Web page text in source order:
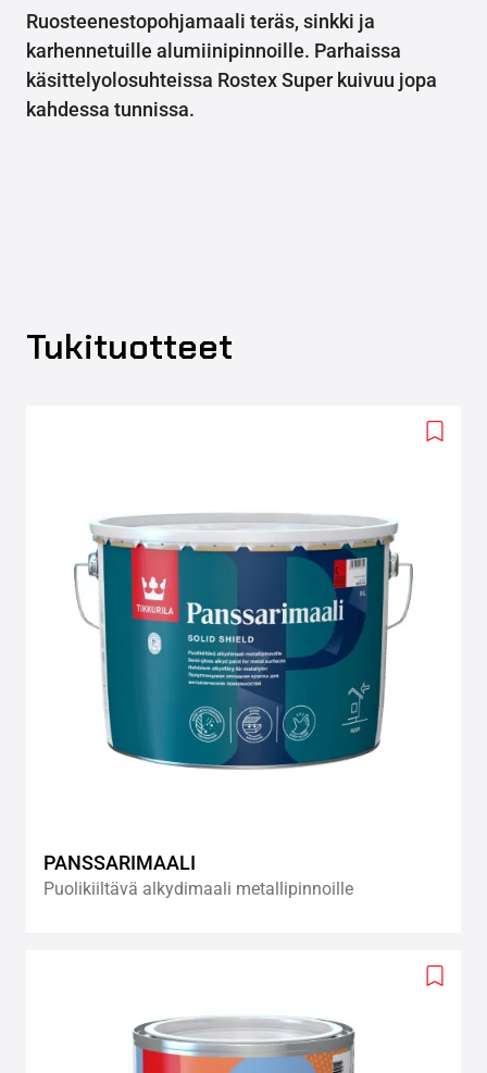
Ruosteenestopohjamaali teräs, sinkki ja
karhennetuille alumiinipinnoille. Parhaissa
käsittelyolosuhteissa Rostex Super kuivuu jopa
kahdessa tunnissa.
Tukituotteet
Add
PANSSARIMAALI
Puolikiiltävä alkydimaali metallipinnoille
Add